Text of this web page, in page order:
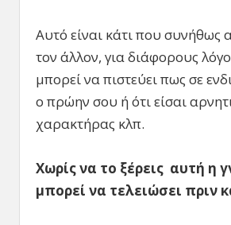
Αυτό είναι κάτι που συνήθως
τον άλλον, για διάφορους
μπορεί να πιστεύει πως σε
ο πρώην σου ή ότι είσαι
χαρακτήρας κλπ.
Χωρίς να το ξέρεις αυτή η
μπορεί να τελειώσει πριν